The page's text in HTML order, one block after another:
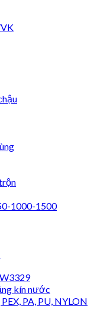
1000-1500
kín nước
PA, PU, NYLON